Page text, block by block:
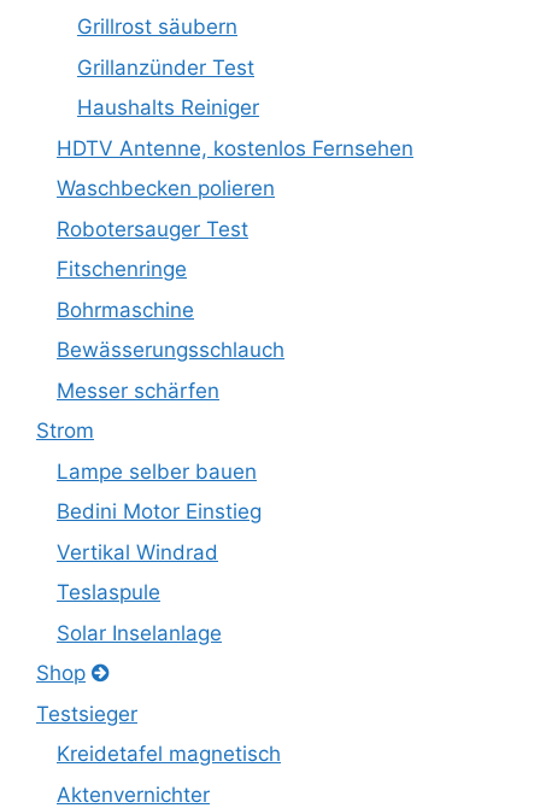
Grillrost säubern
Grillanzünder Test
Haushalts Reiniger
HDTV Antenne, kostenlos Fernsehen
Waschbecken polieren
Robotersauger Test
Fitschenringe
Bohrmaschine
Bewässerungsschlauch
Messer schärfen
Strom
Lampe selber bauen
Bedini Motor Einstieg
Vertikal Windrad
Teslaspule
Solar Inselanlage
Shop
Testsieger
Kreidetafel magnetisch
Aktenvernichter